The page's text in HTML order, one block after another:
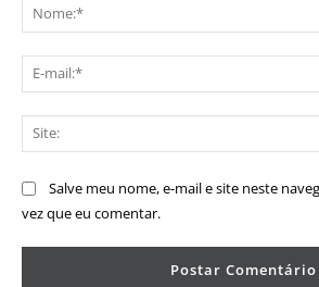
Salve meu nome, e-mail e site neste
vez que eu comentar.